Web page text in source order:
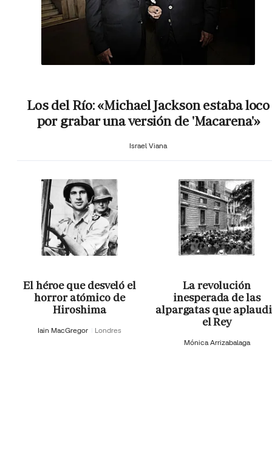
Los del Río: «Michael Jackson estaba loco
por grabar una versión de 'Macarena'»
Israel Viana
El héroe que desveló el
horror atómico de
Hiroshima
Iain MacGregor Londres
La revolución
inesperada de las
alpargatas que
el Rey
Mónica Arrizabalaga